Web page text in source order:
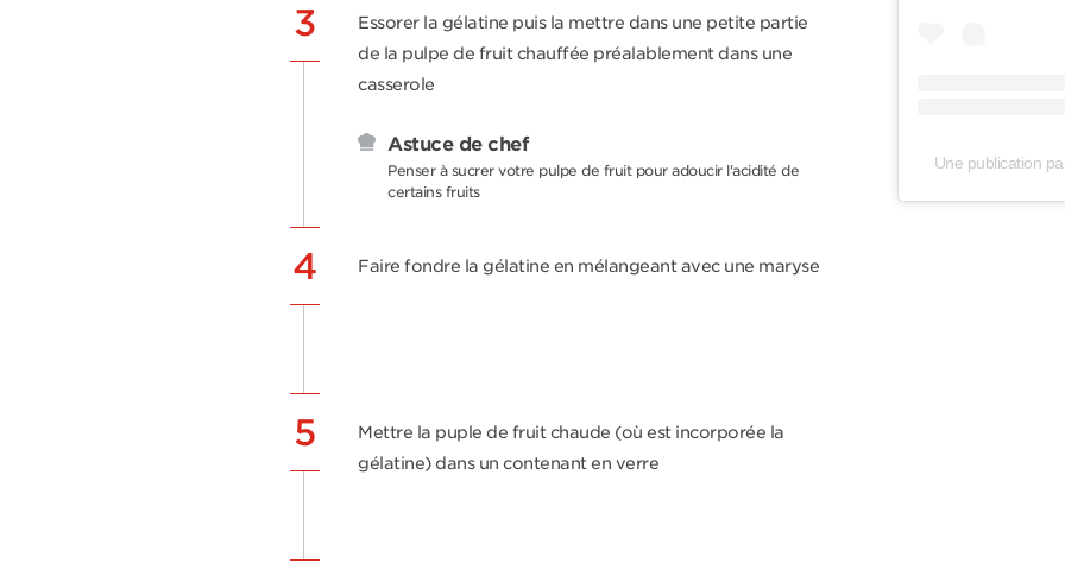
3
Essorer la gélatine puis la mettre dans une petite partie
de la pulpe de fruit chauffée préalablement dans une
casserole
Astuce de chef
Penser à sucrer votre pulpe de fruit pour adoucir l'acidité de
certains fruits
4 Faire fondre la gélatine en mélangeant avec une maryse
5
Mettre la puple de fruit chaude (où est incorporée la
gélatine) dans un contenant en verre
Une publication